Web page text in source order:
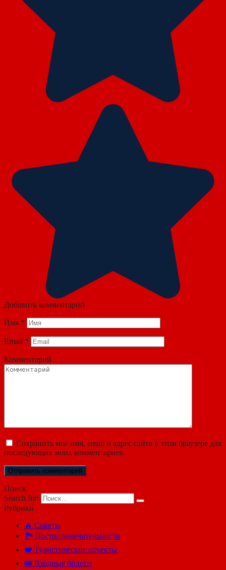
Добавить комментарий
Имя *
Email *
Комментарий
Сохранить моё имя, email и адрес сайта в этом браузере для
последующих моих комментариев.
Поиск
Search for:
Рубрики
🔥 Советы
🏞️ Достопримечательности
❤️ Туристические объекты
🎟️ Входные билеты